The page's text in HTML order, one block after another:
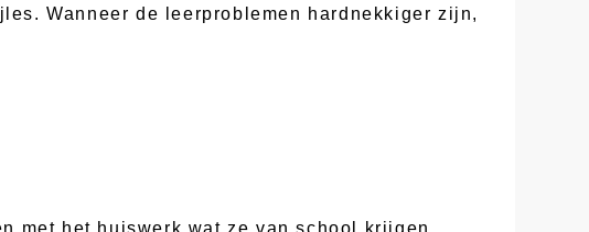
Wanneer de leerproblemen hardnekkiger zijn,
met het huiswerk wat ze van school krijgen.